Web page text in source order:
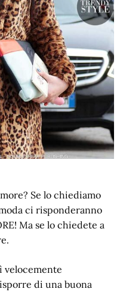
Se lo chiediamo
ci risponderanno
Ma se lo chiedete a
velocemente
di una buona